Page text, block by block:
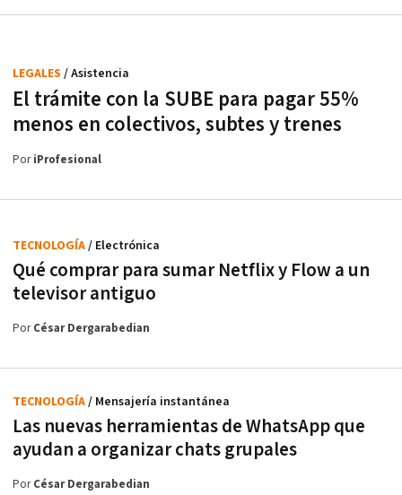
El trámite con la SUBE para pagar 55%
menos en colectivos, subtes y trenes
LEGALES / Asistencia
PoriProfesional
Qué comprar para sumar Netflix y Flow a un
televisor antiguo
TECNOLOGÍA/ Electrónica
PorCésar Dergarabedian
Las nuevas herramientas de WhatsApp que
ayudan a organizar chats grupales
TECNOLOGÍA/ Mensajería instantánea
PorCésar Dergarabedian